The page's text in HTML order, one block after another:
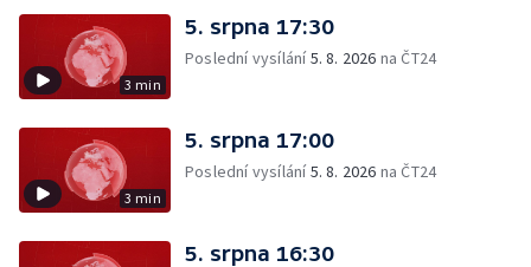
3 min
5. srpna 17:30
Poslední vysílání5. 8. 2026 na ČT24
3 min
5. srpna 17:00
Poslední vysílání5. 8. 2026 na ČT24
5. srpna 16:30